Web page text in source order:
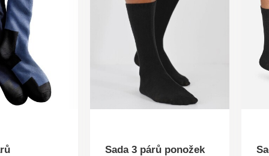
který
plochá
pata.
Sada 3 párů ponožek